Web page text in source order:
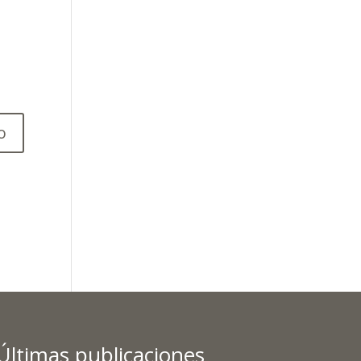
publicaciones